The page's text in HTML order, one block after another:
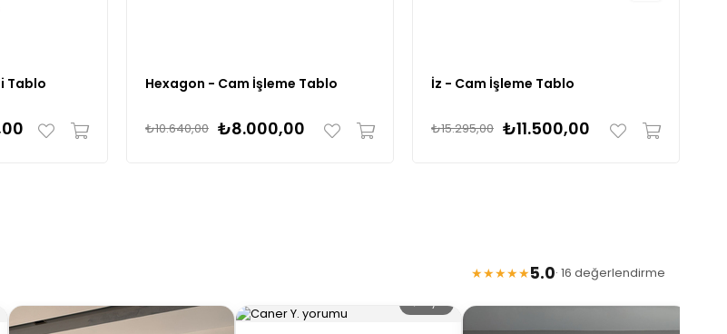
Tablo Hexagon - Cam İşleme Tablo
₺8.000,00
₺10.640,00
İz - Cam İşleme Tablo
₺11.500,00
₺15.295,00
★★★★★5.0· 16 değerlendirme